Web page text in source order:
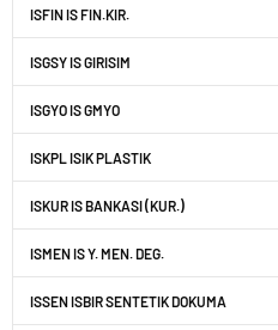
ISFIN IS FIN.KIR.
ISGSY IS GIRISIM
ISGYO IS GMYO
ISKPL ISIK PLASTIK
ISKUR IS BANKASI (KUR.)
ISMEN IS Y. MEN. DEG.
ISSEN ISBIR SENTETIK DOKUMA